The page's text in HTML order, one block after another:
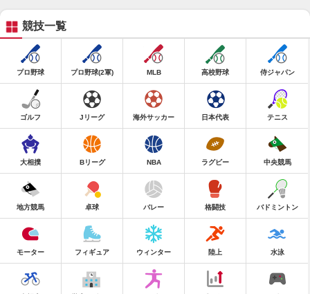
競技一覧
プロ野球 プロ野球(2軍) MLB 高校野球 侍ジャパン
ゴルフ Jリーグ 海外サッカー 日本代表 テニス
大相撲 Bリーグ NBA ラグビー 中央競馬
地方競馬 卓球 バレー 格闘技 バドミントン
モーター フィギュア ウィンター 陸上 水泳